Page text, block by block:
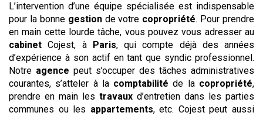
L’intervention d’une équipe spécialisée est indispensable
pour la bonne gestionde votre copropriété. Pour prendre
en main cette lourde tâche, vous pouvez vous adresser au
cabinet Cojest, à Paris, qui compte déjà des années
d’expérience à son actif en tant que syndic professionnel.
Notre agence peut s’occuper des tâches administratives
courantes, s’atteler à la comptabilité de la copropriété,
prendre en main les travaux d’entretien dans les parties
communes ou les appartements, etc. Cojest peut aussi